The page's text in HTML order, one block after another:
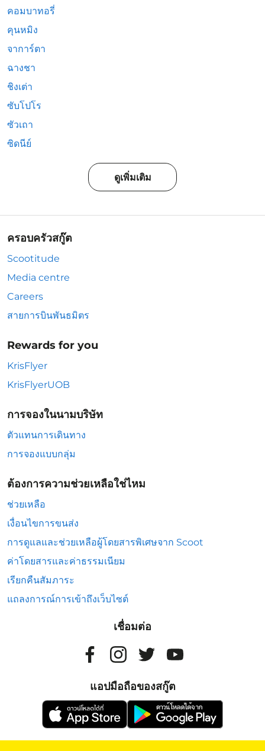
คอมบาทอรี่
คุนหมิง
จาการ์ตา
ฉางชา
ชิงเต่า
ซับโปโร
ซัวเถา
ซิดนีย์
ดูเพิ่มเติม
ครอบครัวสกู๊ต
Scootitude
Media centre
Careers
สายการบินพันธมิตร
Rewards for you
KrisFlyer
KrisFlyerUOB
การจองในนามบริษัท
ตัวแทนการเดินทาง
การจองแบบกลุ่ม
ต้องการความช่วยเหลือใช่ไหม
ช่วยเหลือ
เงื่อนไขการขนส่ง
การดูแลและช่วยเหลือผู้โดยสารพิเศษจาก Scoot
ค่าโดยสารและค่าธรรมเนียม
เรียกคืนสัมภาระ
แถลงการณ์การเข้าถึงเว็บไซต์
เชื่อมต่อ
แอปมือถือของสกู๊ต